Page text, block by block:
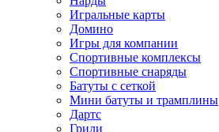
Игральные карты
Домино
Игры для компании
Спортивные комплексы
Спортивные снаряды
Батуты с сеткой
Мини батуты и трамплины
Дартс
Грили